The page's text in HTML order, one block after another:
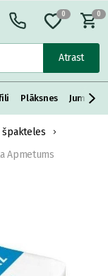
Atrast
0 0
Plāksnes Jumta
špakteles
Apmetums